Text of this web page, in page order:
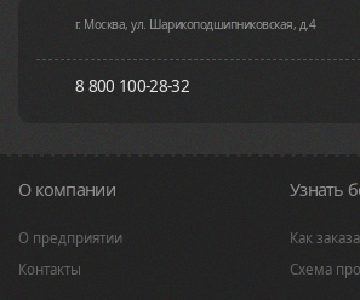
г. Москва, ул. Шарикоподшипниковская, д.4
8 800 100-28-32
О компании
О предприятии
Контакты
Узнать
Как
Схема